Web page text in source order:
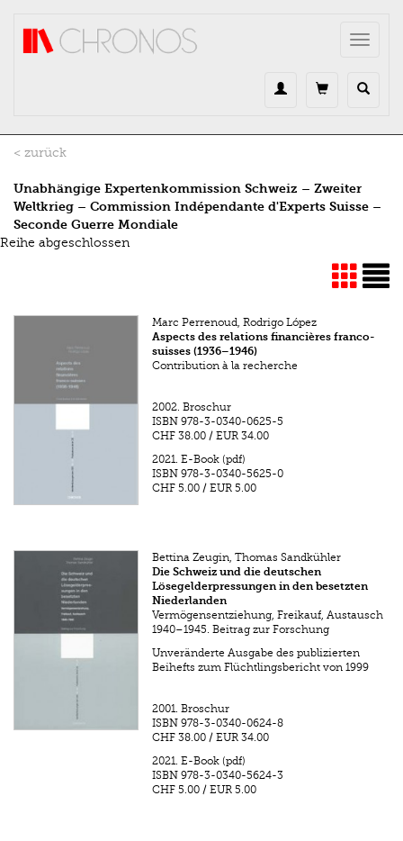
Toggle
< zurück
Unabhängige Expertenkommission Schweiz – Zweiter
Weltkrieg – Commission Indépendante d'Experts Suisse –
Seconde Guerre Mondiale
Reihe abgeschlossen
Marc Perrenoud, Rodrigo López
Aspects des relations financières franco-
suisses (1936–1946)
Contribution à la recherche
2002. Broschur
ISBN 978-3-0340-0625-5
CHF 38.00 /EUR 34.00
2021. E-Book (pdf)
ISBN 978-3-0340-5625-0
CHF 5.00 /EUR 5.00
Bettina Zeugin, Thomas Sandkühler
Die Schweiz und die deutschen
Lösegelderpressungen in den besetzten
Niederlanden
Vermögensentziehung, Freikauf, Austausch
1940–1945. Beitrag zur Forschung
Unveränderte Ausgabe des publizierten
Beihefts zum Flüchtlingsbericht von 1999
2001. Broschur
ISBN 978-3-0340-0624-8
CHF 38.00 /EUR 34.00
2021. E-Book (pdf)
ISBN 978-3-0340-5624-3
CHF 5.00 /EUR 5.00